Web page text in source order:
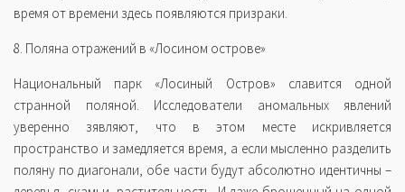
время от времени здесь появляются призраки.
8. Поляна отражений в «Лосином острове»
Национальный парк «Лосиный Остров» славится одной
странной поляной. Исследователи аномальных явлений
уверенно зявляют, что в этом месте искривляется
пространство и замедляется время, а если мысленно разделить
поляну по диагонали, обе части будут абсолютно идентичны –